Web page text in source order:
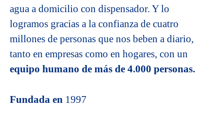
agua a domicilio con dispensador. Y lo
logramos gracias a la confianza de cuatro
millones de personas que nos beben a diario,
tanto en empresas como en hogares, con un
equipo humano de más de 4.000 personas.
Fundada en 1997